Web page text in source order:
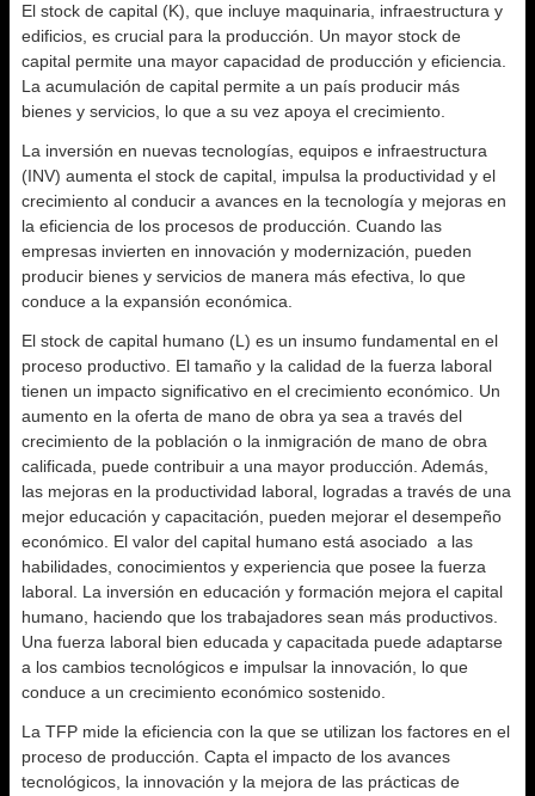
El stock de capital (K), que incluye maquinaria, infraestructura y
edificios, es crucial para la producción. Un mayor stock de
capital permite una mayor capacidad de producción y eficiencia.
La acumulación de capital permite a un país producir más
bienes y servicios, lo que a su vez apoya el crecimiento.
La inversión en nuevas tecnologías, equipos e infraestructura
(INV) aumenta el stock de capital, impulsa la productividad y el
crecimiento al conducir a avances en la tecnología y mejoras en
la eficiencia de los procesos de producción. Cuando las
empresas invierten en innovación y modernización, pueden
producir bienes y servicios de manera más efectiva, lo que
conduce a la expansión económica.
El stock de capital humano (L) es un insumo fundamental en el
proceso productivo. El tamaño y la calidad de la fuerza laboral
tienen un impacto significativo en el crecimiento económico. Un
aumento en la oferta de mano de obra ya sea a través del
crecimiento de la población o la inmigración de mano de obra
calificada, puede contribuir a una mayor producción. Además,
las mejoras en la productividad laboral, logradas a través de una
mejor educación y capacitación, pueden mejorar el desempeño
económico. El valor del capital humano está asociado a las
habilidades, conocimientos y experiencia que posee la fuerza
laboral. La inversión en educación y formación mejora el capital
humano, haciendo que los trabajadores sean más productivos.
Una fuerza laboral bien educada y capacitada puede adaptarse
a los cambios tecnológicos e impulsar la innovación, lo que
conduce a un crecimiento económico sostenido.
La TFP mide la eficiencia con la que se utilizan los factores en el
proceso de producción. Capta el impacto de los avances
tecnológicos, la innovación y la mejora de las prácticas de